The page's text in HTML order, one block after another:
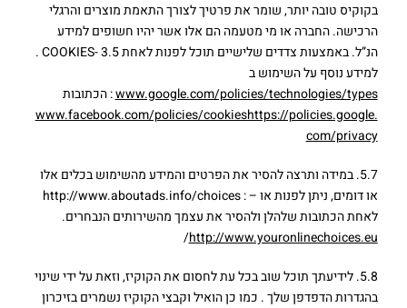
בקוקיס טובה יותר, שומר את פרטיך לצורך התאמת מוצרים והרגלי
הרכישה. החברה או מי מטעמה הם אלו אשר יהיו חשופים למידע
הנ”ל. באמצעות צדדים שלישיים תוכל לפנות לאחת COOKIES- 3.5 .
למידע נוסף על השימוש ב
www.google.com/policies/technologies/types: הכתובות
www.facebook.com/policies/cookieshttps://policies.google.
com/privacy
5.7. במידה ותרצה להסיר את הפרטים והמידע מהשימוש בכלים אלו
או דומים, ניתן לפנות או – : http://www.aboutads.info/choices
לאחת הכתובות שלהלן ולהסיר את עצמך מהשירותים הנבחרים.
http://www.youronlinechoices.eu
/
5.8. לידיעתך תוכל שוב בכל עת לחסום את הקוקיז, וזאת על ידי שינוי
בהגדרות הדפדפן שלך . כמו כן הואיל וקבצי הקוקיז נשמרים בזיכרון